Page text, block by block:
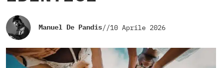
Manuel De Pandis//10 Aprile 2026